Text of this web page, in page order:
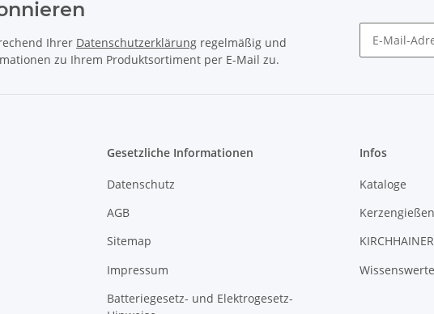
Ihrer Datenschutzerklärung regelmäßig und
zu Ihrem Produktsortiment per E-Mail zu.
Gesetzliche Informationen
Datenschutz
AGB
Sitemap
Impressum
Batteriegesetz- und Elektrogesetz-
Infos
Kataloge